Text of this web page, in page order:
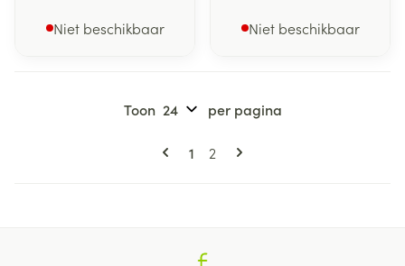
Niet beschikbaar Niet beschikbaar
Pagina's
U lees momenteel pagina
1 Pagina
2
Toon per pagina